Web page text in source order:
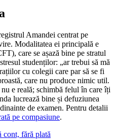
Amandei centrat pe
Modalitatea ei principală e
care se așază bine pe stratul
studenților: „ar trebui să mă
cu colegii care par să se fi
care nu produce nimic util.
e reală; schimbă felul în care îți
lucrează bine și defuziunea
de examen. Pentru detalii
pe compasiune.
fără plată